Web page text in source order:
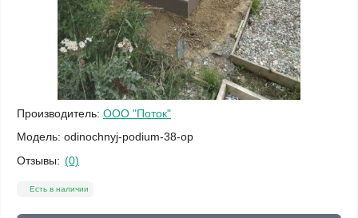
Производитель: ООО "Поток"
Модель: odinochnyj-podium-38-op
Отзывы: (0)
Есть в наличии